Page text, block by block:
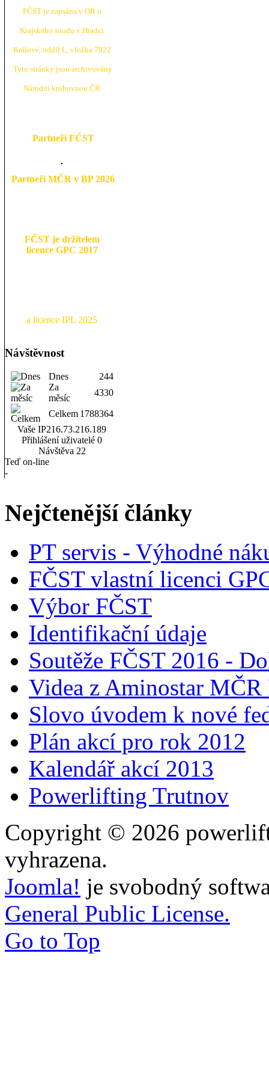
FČST je zapsána v OR u
Krajského soudu v Hradci
Králové, oddíl L, vložka 7922
Tyto stránky jsou archivovány
Národní knihovnou ČR
Partneři FČST
Partneři MČR v BP 2026
FČST je držitelem
licence GPC 2017
a licence IPL 2025
Návštěvnost
Dnes
244
Za
měsíc
4330
Celkem 1788364
Vaše IP216.73.216.189
Přihlášení uživatelé 0
Návštěva 22
Teď on-line
-
Nejčtenější články
PT servis - Výhodné
FČST vlastní licenci
Výbor FČST
Identifikační údaje
Soutěže FČST 2016 -
Videa z Aminostar MČR
Slovo úvodem k nové
Plán akcí pro rok 2012
Kalendář akcí 2013
Powerlifting Trutnov
Copyright © 2026
vyhrazena.
Joomla! je svobodný
General Public License.
Go to Top